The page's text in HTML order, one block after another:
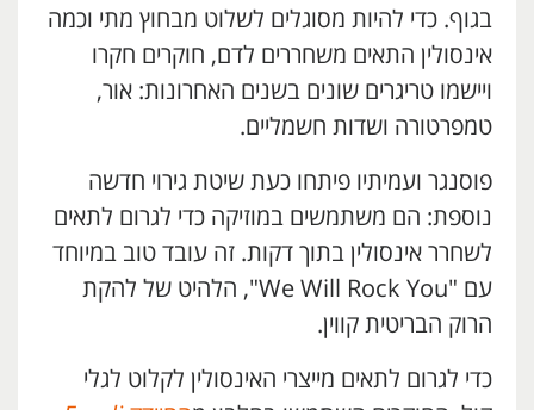
בגוף. כדי להיות מסוגלים לשלוט מבחוץ מתי וכמה
אינסולין התאים משחררים לדם, חוקרים חקרו
ויישמו טריגרים שונים בשנים האחרונות: אור,
טמפרטורה ושדות חשמליים.
פוסנגר ועמיתיו פיתחו כעת שיטת גירוי חדשה
נוספת: הם משתמשים במוזיקה כדי לגרום לתאים
לשחרר אינסולין בתוך דקות. זה עובד טוב במיוחד
עם "We Will Rock You", הלהיט של להקת
הרוק הבריטית קווין.
כדי לגרום לתאים מייצרי האינסולין לקלוט לגלי